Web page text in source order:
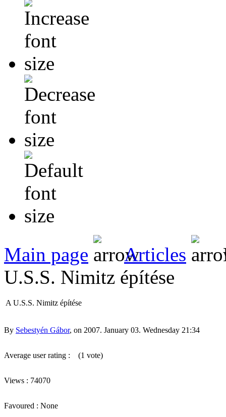
Main page Articles
U.S.S. Nimitz építése
A U.S.S. Nimitz építése
By Sebestyén Gábor, on 2007. January 03. Wednesday 21:34
Average user rating : (1 vote)
Views : 74070
Favoured : None